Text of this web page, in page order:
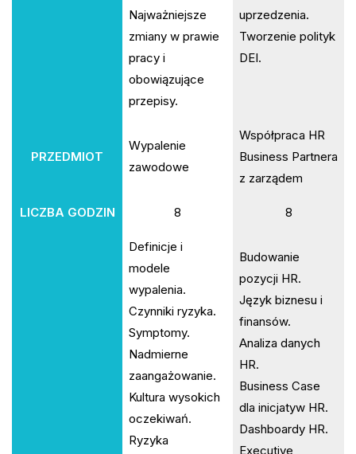
Najważniejsze
zmiany w prawie
pracy i
obowiązujące
przepisy.
uprzedzenia.
Tworzenie polityk
DEI.
PRZEDMIOT
Wypalenie
zawodowe
Współpraca HR
Business Partnera
z zarządem
LICZBA GODZIN 8 8
Definicje i
modele
wypalenia.
Czynniki ryzyka.
Symptomy.
Nadmierne
zaangażowanie.
Kultura wysokich
oczekiwań.
Ryzyka
Budowanie
pozycji HR.
Język biznesu i
finansów.
Analiza danych
HR.
Business Case
dla inicjatyw HR.
Dashboardy HR.
Executive